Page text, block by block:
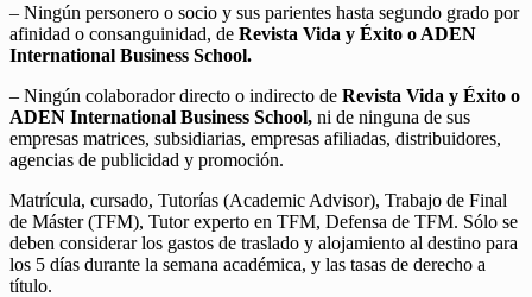
– Ningún personero o socio y sus parientes hasta segundo grado por
afinidad o consanguinidad, de Revista Vida y Éxito o ADEN
International Business School.
– Ningún colaborador directo o indirecto de Revista Vida y Éxito o
ADEN International Business School, ni de ninguna de sus
empresas matrices, subsidiarias, empresas afiliadas, distribuidores,
agencias de publicidad y promoción.
Matrícula, cursado, Tutorías (Academic Advisor), Trabajo de Final
de Máster (TFM), Tutor experto en TFM, Defensa de TFM. Sólo se
deben considerar los gastos de traslado y alojamiento al destino para
los 5 días durante la semana académica, y las tasas de derecho a
título.